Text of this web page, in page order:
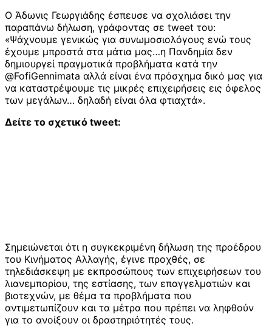
Ο Άδωνις Γεωργιάδης έσπευσε να σχολιάσει την
παραπάνω δήλωση, γράφοντας σε tweet του:
«Ψάχνουμε γενικώς για συνωμοσιολόγους ενώ τους
έχουμε μπροστά στα μάτια μας…η Πανδημία δεν
δημιουργεί πραγματικά προβλήματα κατά την
⁦@FofiGennimata⁩ αλλά είναι ένα πρόσχημα δικό μας για
να καταστρέψουμε τις μικρές επιχειρήσεις εις όφελος
των μεγάλων… δηλαδή είναι όλα φτιαχτά».
Δείτε το σχετικό tweet:
Σημειώνεται ότι η συγκεκριμένη δήλωση της προέδρου
του Κινήματος Αλλαγής, έγινε προχθές, σε
τηλεδιάσκεψη με εκπροσώπους των επιχειρήσεων του
λιανεμπορίου, της εστίασης, των επαγγελματιών και
βιοτεχνών, με θέμα τα προβλήματα που
αντιμετωπίζουν και τα μέτρα που πρέπει να ληφθούν
για το ανοίξουν οι δραστηριότητές τους.